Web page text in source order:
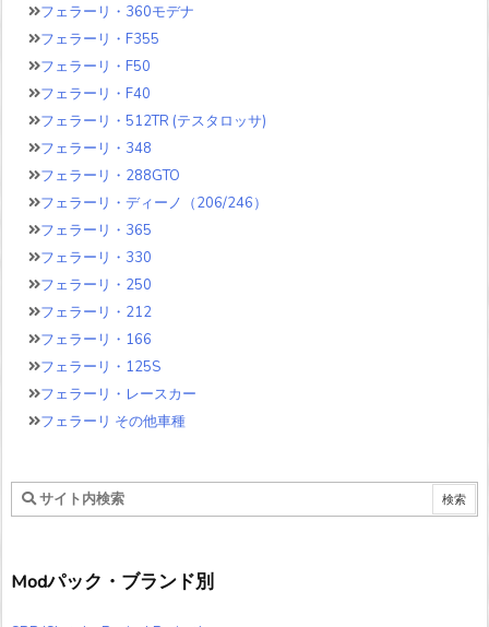
フェラーリ・360モデナ
フェラーリ・F355
フェラーリ・F50
フェラーリ・F40
フェラーリ・512TR (テスタロッサ)
フェラーリ・348
フェラーリ・288GTO
フェラーリ・ディーノ（206/246）
フェラーリ・365
フェラーリ・330
フェラーリ・250
フェラーリ・212
フェラーリ・166
フェラーリ・125S
フェラーリ・レースカー
フェラーリ その他車種
Modパック・ブランド別